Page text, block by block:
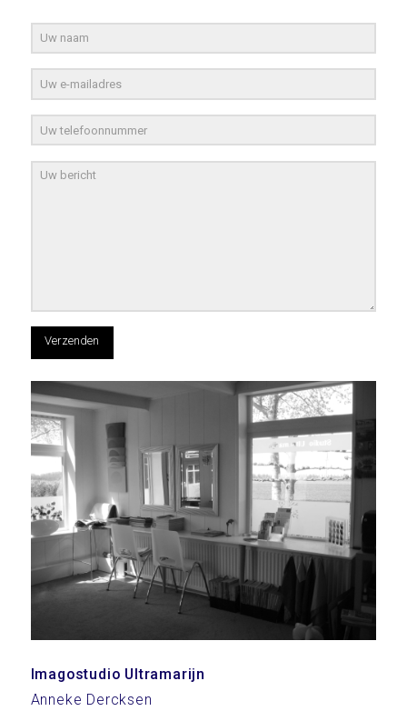
Imagostudio Ultramarijn
Anneke Dercksen